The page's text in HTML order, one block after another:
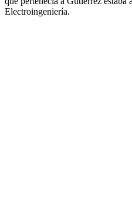
Electroingeniería.